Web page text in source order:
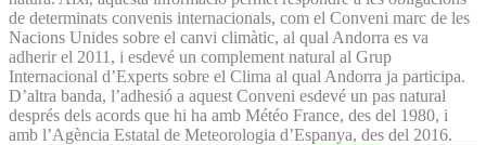
de determinats convenis internacionals, com el Conveni marc de les
Nacions Unides sobre el canvi climàtic, al qual Andorra es va
adherir el 2011, i esdevé un complement natural al Grup
Internacional d’Experts sobre el Clima al qual Andorra ja participa.
D’altra banda, l’adhesió a aquest Conveni esdevé un pas natural
després dels acords que hi ha amb Météo France, des del 1980, i
amb l’Agència Estatal de Meteorologia d’Espanya, des del 2016.